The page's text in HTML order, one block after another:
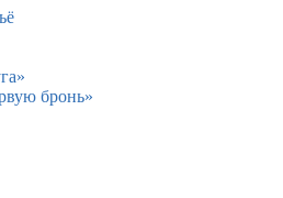
бронь»